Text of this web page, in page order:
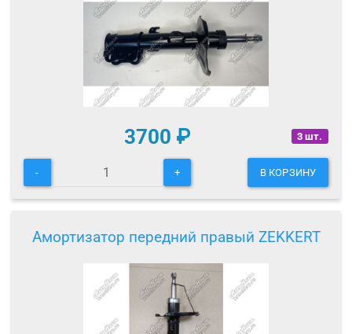
3 шт.
3700 ₽
- + В КОРЗИНУ
Амортизатор передний правый ZEKKERT